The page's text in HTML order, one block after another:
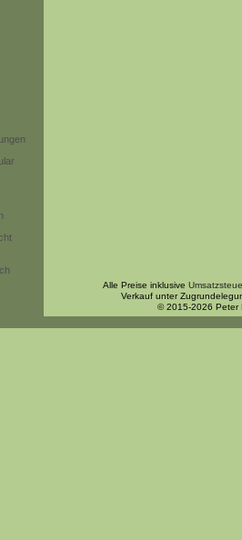
Alle Preise inklusive
Verkauf unter
© 2015-2026 Peter